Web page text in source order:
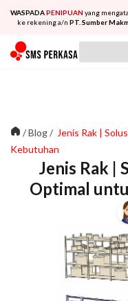
WASPADAPENIPUAN yang
ke rekening a/n PT. Sumber
/Blog/ Jenis Rak |
Kebutuhan
Jenis Rak |
Optimal